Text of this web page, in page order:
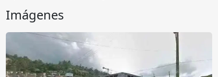
Imágenes